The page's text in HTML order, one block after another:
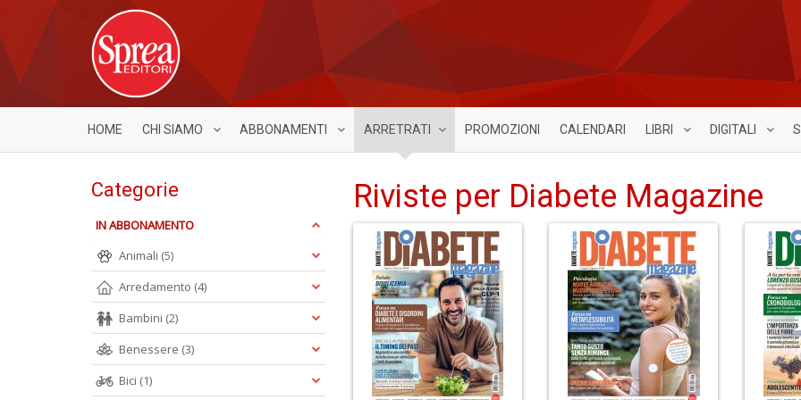
HOME CHI SIAMO ABBONAMENTI ARRETRATI PROMOZIONI CALENDARI LIBRI DIGITALI
Riviste per Diabete Magazine
Categorie
IN ABBONAMENTO
Animali (5)
Arredamento (4)
Bambini (2)
Benessere (3)
Bici (1)